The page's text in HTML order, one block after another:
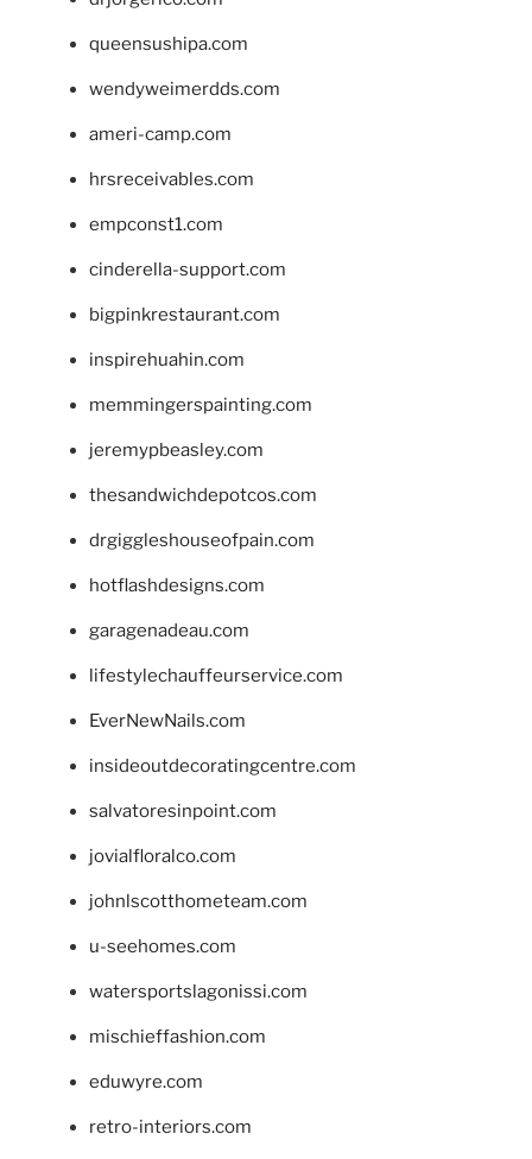
queensushipa.com
wendyweimerdds.com
ameri-camp.com
hrsreceivables.com
empconst1.com
cinderella-support.com
bigpinkrestaurant.com
inspirehuahin.com
memmingerspainting.com
jeremypbeasley.com
thesandwichdepotcos.com
drgiggleshouseofpain.com
hotflashdesigns.com
garagenadeau.com
lifestylechauffeurservice.com
EverNewNails.com
insideoutdecoratingcentre.com
salvatoresinpoint.com
jovialfloralco.com
johnlscotthometeam.com
u-seehomes.com
watersportslagonissi.com
mischieffashion.com
eduwyre.com
retro-interiors.com